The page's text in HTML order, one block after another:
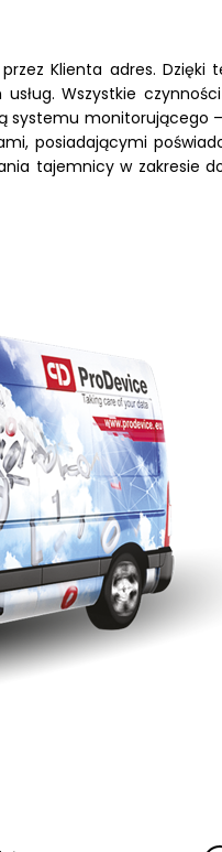
Klienta adres. Dzięki
Wszystkie
systemu monitorującego
posiadającymi
tajemnicy w zakresie